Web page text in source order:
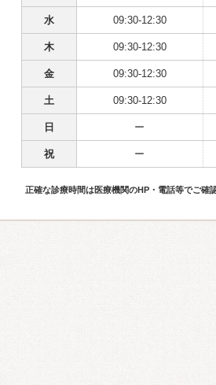
水 09:30-12:30
木 09:30-12:30
金 09:30-12:30
土 09:30-12:30
日 ー
祝 ー
正確な診療時間は医療機関のHP・電話等でご確